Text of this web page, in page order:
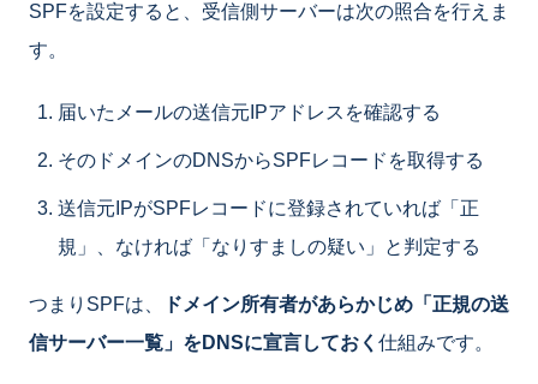
SPFを設定すると、受信側サーバーは次の照合を行えま
す。
届いたメールの送信元IPアドレスを確認する
そのドメインのDNSからSPFレコードを取得する
送信元IPがSPFレコードに登録されていれば「正
規」、なければ「なりすましの疑い」と判定する
つまりSPFは、
ドメイン所有者があらかじめ「正規の送
信サーバー一覧」をDNSに宣言しておく 仕組みです。